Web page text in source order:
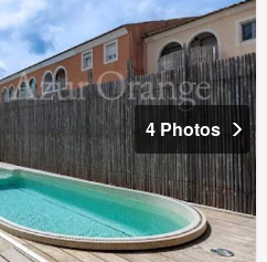
4 Photos